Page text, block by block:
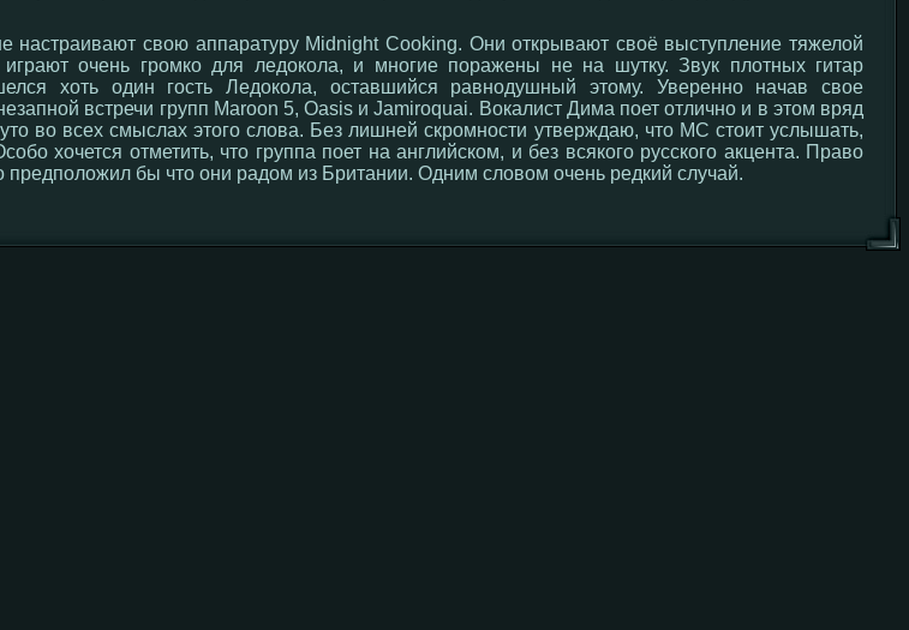
настраивают свою аппаратуру Midnight Cooking. Они открывают своё выступление тяжелой
очень громко для ледокола, и многие поражены не на шутку. Звук плотных гитар
хоть один гость Ледокола, оставшийся равнодушный этому. Уверенно начав свое
встречи групп Maroon 5, Oasis и Jamiroquai. Вокалист Дима поет отлично и в этом вряд
во всех смыслах этого слова. Без лишней скромности утверждаю, что MC стоит услышать,
хочется отметить, что группа поет на английском, и без всякого русского акцента. Право
предположил бы что они радом из Британии. Одним словом очень редкий случай.